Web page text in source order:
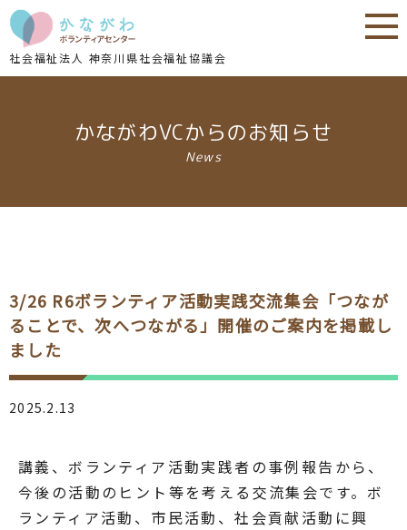
内
容
を
ス
内
容
を
ス
社会福祉法人 神奈川県社会福祉協議会
かながわVCからのお知らせ
News
3/26 R6ボランティア活動実践交流集会「つなが
ることで、次へつながる」開催のご案内を掲載し
ました
2025.2.13
講義、ボランティア活動実践者の事例報告から、
今後の活動のヒント等を考える交流集会です。ボ
ランティア活動、市民活動、社会貢献活動に興